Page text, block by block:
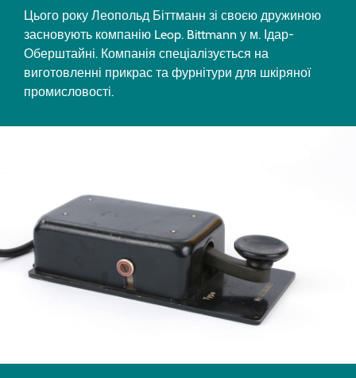
Цього року Леопольд Біттманн зі своєю дружиною
засновують компанію Leop. Bittmann у м. Ідар-
Оберштайні. Компанія спеціалізується на
виготовленні прикрас та фурнітури для шкіряної
промисловості.